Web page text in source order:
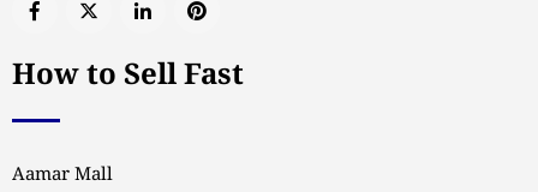
How to Sell Fast
Aamar Mall